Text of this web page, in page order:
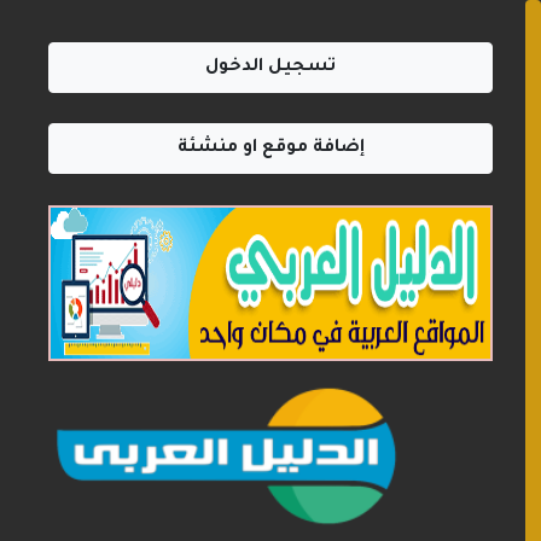
تسجيل الدخول
إضافة موقع او منشئة